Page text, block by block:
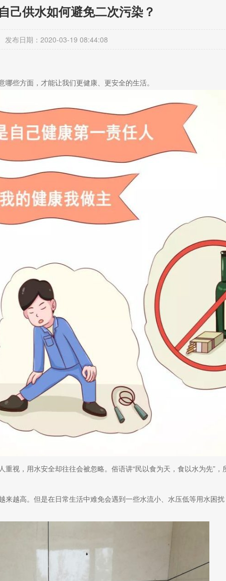
己供水如何避免二次污染？
发布日期：2020-03-19 08:44:08
些方面，才能让我们更健康、更安全的生活。
视，用水安全却往往会被忽略。俗语讲“民以食为天，食以水为先”，
越高。但是在日常生活中难免会遇到一些水流小、水压低等用水困